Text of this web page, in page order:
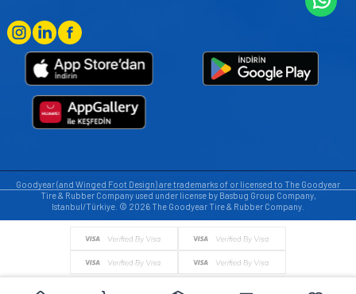
Goodyear (and Winged Foot Design) are trademarks of or licensed to The Goodyear
Tire & Rubber Company used under license by Basbug Group Company,
Istanbul/Türkiye. © 2026 The Goodyear Tire & Rubber Company.